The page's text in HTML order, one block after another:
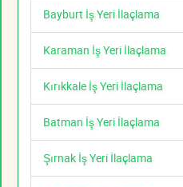
Bayburt İş Yeri İlaçlama
Karaman İş Yeri İlaçlama
Kırıkkale İş Yeri İlaçlama
Batman İş Yeri İlaçlama
Şırnak İş Yeri İlaçlama